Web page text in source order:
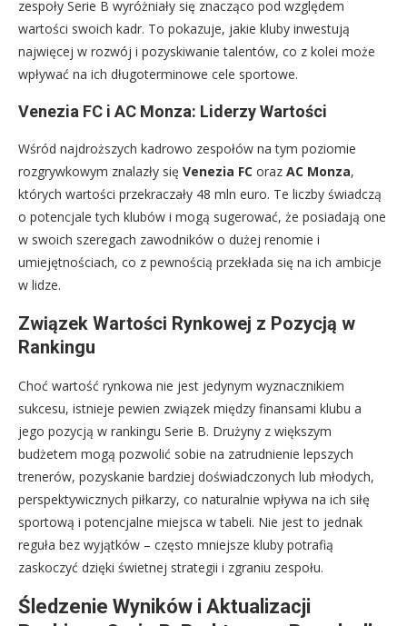
zespoły Serie B wyróżniały się znacząco pod względem
wartości swoich kadr. To pokazuje, jakie kluby inwestują
najwięcej w rozwój i pozyskiwanie talentów, co z kolei może
wpływać na ich długoterminowe cele sportowe.
Venezia FC i AC Monza: Liderzy Wartości
Wśród najdroższych kadrowo zespołów na tym poziomie
rozgrywkowym znalazły się Venezia FC oraz AC Monza,
których wartości przekraczały 48 mln euro. Te liczby świadczą
o potencjale tych klubów i mogą sugerować, że posiadają one
w swoich szeregach zawodników o dużej renomie i
umiejętnościach, co z pewnością przekłada się na ich ambicje
w lidze.
Związek Wartości Rynkowej z Pozycją w
Rankingu
Choć wartość rynkowa nie jest jedynym wyznacznikiem
sukcesu, istnieje pewien związek między finansami klubu a
jego pozycją w rankingu Serie B. Drużyny z większym
budżetem mogą pozwolić sobie na zatrudnienie lepszych
trenerów, pozyskanie bardziej doświadczonych lub młodych,
perspektywicznych piłkarzy, co naturalnie wpływa na ich siłę
sportową i potencjalne miejsca w tabeli. Nie jest to jednak
reguła bez wyjątków – często mniejsze kluby potrafią
zaskoczyć dzięki świetnej strategii i zgraniu zespołu.
Śledzenie Wyników i Aktualizacji